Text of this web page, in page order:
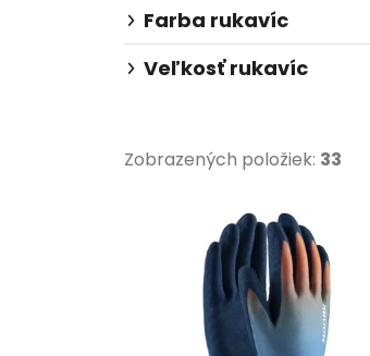
Farba rukavíc
Veľkosť rukavíc
Zobrazených položiek: 33